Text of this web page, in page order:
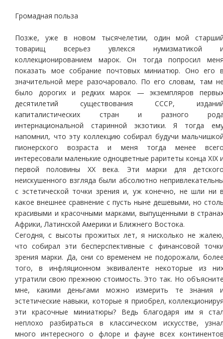
Громадная польза
Позже, уже в новом тысячелетии, один мой
товарищ всерьез увлекся нумизматикой
коллекционированием марок. Он тогда попросил
показать мое собрание почтовых миниатюр. Оно его
значительной мере разочаровало. По его словам, там
было дорогих и редких марок — экземпляров
десятилетий существования СССР,
капиталистических стран и разного
интернациональной старинной экзотики. Я тогда
напомнил, что эту коллекцию собирал будучи
пионерского возраста и меня тогда менее
интересовали маленькие одноцветные раритеты конца XIX
первой половины XX века. Эти марки для
неискушенного взгляда были абсолютно
с эстетической точки зрения и, уж конечно, не шли ни
какое внешнее сравнение с пусть ныне дешевыми, но
красивыми и красочными марками, выпущенными в
Африки, Латинской Америки и Ближнего Востока.
Сегодня, с высоты прожитых лет, я нисколько не
что собирал эти бесперспективные с финансовой
зрения марки. Да, они со временем не подорожали,
того, в инфляционном эквиваленте некоторые из
утратили свою прежнюю стоимость. Это так. Но
мне, какими деньгами можно измерить те знания
эстетические навыки, которые я приобрел,
эти красочные миниатюры? Ведь благодаря им я
неплохо разбираться в классическом искусстве,
много интересного о флоре и фауне всех